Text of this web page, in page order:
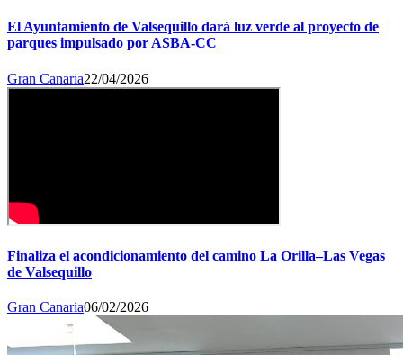
El Ayuntamiento de Valsequillo dará luz verde al proyecto de
parques impulsado por ASBA-CC
Gran Canaria22/04/2026
Finaliza el acondicionamiento del camino La Orilla–Las Vegas
de Valsequillo
Gran Canaria06/02/2026